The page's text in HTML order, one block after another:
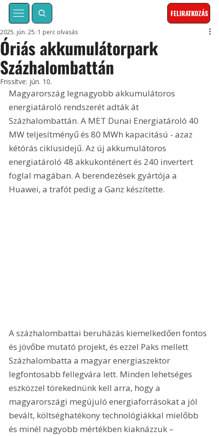
FELIRATKOZÁS
Óriás akkumulátorpark
Százhalombattán
2025. jún. 25. 1 perc olvasás
Frissítve: jún. 10.
Magyarország legnagyobb akkumulátoros
energiatároló rendszerét adták át
Százhalombattán. A MET Dunai Energiatároló 40
MW teljesítményű és 80 MWh kapacitású - azaz
kétórás ciklusidejű. Az új akkumulátoros
energiatároló 48 akkukonténert és 240 invertert
foglal magában. A berendezések gyártója a
Huawei, a trafót pedig a Ganz készítette.
A százhalombattai beruházás kiemelkedően fontos
és jövőbe mutató projekt, és ezzel Paks mellett
Százhalombatta a magyar energiaszektor
legfontosabb fellegvára lett. Minden lehetséges
eszközzel törekednünk kell arra, hogy a
magyarországi megújuló energiaforrásokat a jól
bevált, költséghatékony technológiákkal mielőbb
és minél nagyobb mértékben kiaknázzuk –